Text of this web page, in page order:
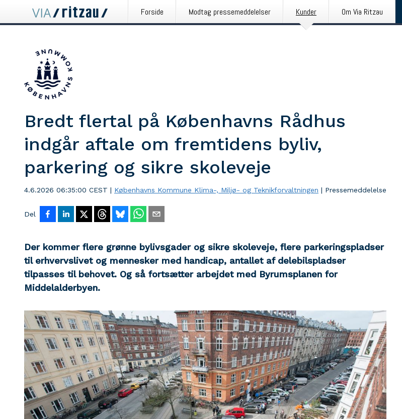
Forside Modtag pressemeddelelser Kunder Om Via Ritzau
Bredt flertal på Københavns Rådhus
indgår aftale om fremtidens byliv,
parkering og sikre skoleveje
4.6.2026 06:35:00 CEST | Københavns Kommune Klima-, Miljø- og Teknikforvaltningen | Pressemeddelelse
Del
Der kommer flere grønne bylivsgader og sikre skoleveje, flere parkeringspladser
til erhvervslivet og mennesker med handicap, antallet af delebilspladser
tilpasses til behovet. Og så fortsætter arbejdet med Byrumsplanen for
Middelalderbyen.